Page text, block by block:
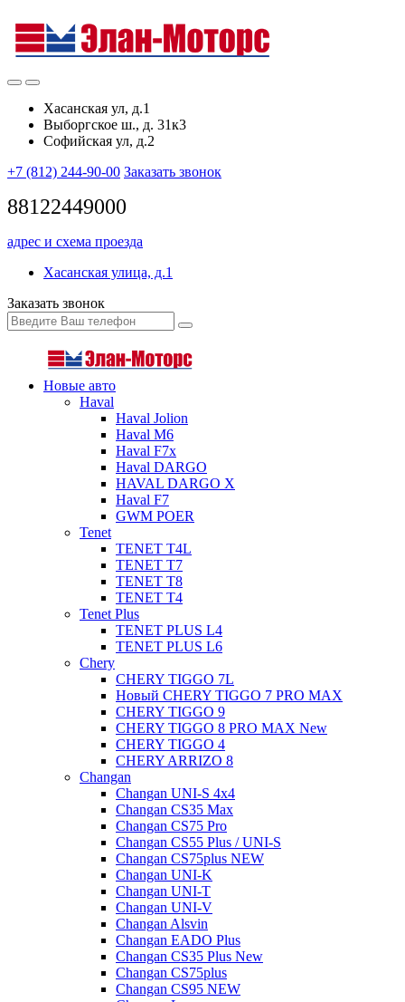
Хасанская ул, д.1
Выборгское ш., д. 31к3
Софийская ул, д.2
+7 (812) 244-90-00 Заказать звонок
88122449000
адрес и схема проезда
Хасанская улица, д.1
Заказать звонок
Новые авто
Haval
Haval Jolion
Haval M6
Haval F7x
Haval DARGO
HAVAL DARGO Х
Haval F7
GWM POER
Tenet
TENET T4L
TENET T7
TENET T8
TENET T4
Tenet Plus
TENET PLUS L4
TENET PLUS L6
Chery
CHERY TIGGO 7L
Новый CHERY TIGGO 7 PRO MAX
CHERY TIGGO 9
CHERY TIGGO 8 PRO MAX New
CHERY TIGGO 4
CHERY ARRIZO 8
Changan
Changan UNI-S 4x4
Changan CS35 Max
Changan CS75 Pro
Changan CS55 Plus / UNI-S
Changan CS75plus NEW
Changan UNI-K
Changan UNI-T
Changan UNI-V
Changan Alsvin
Changan EADO Plus
Changan CS35 Plus New
Changan CS75plus
Changan CS95 NEW